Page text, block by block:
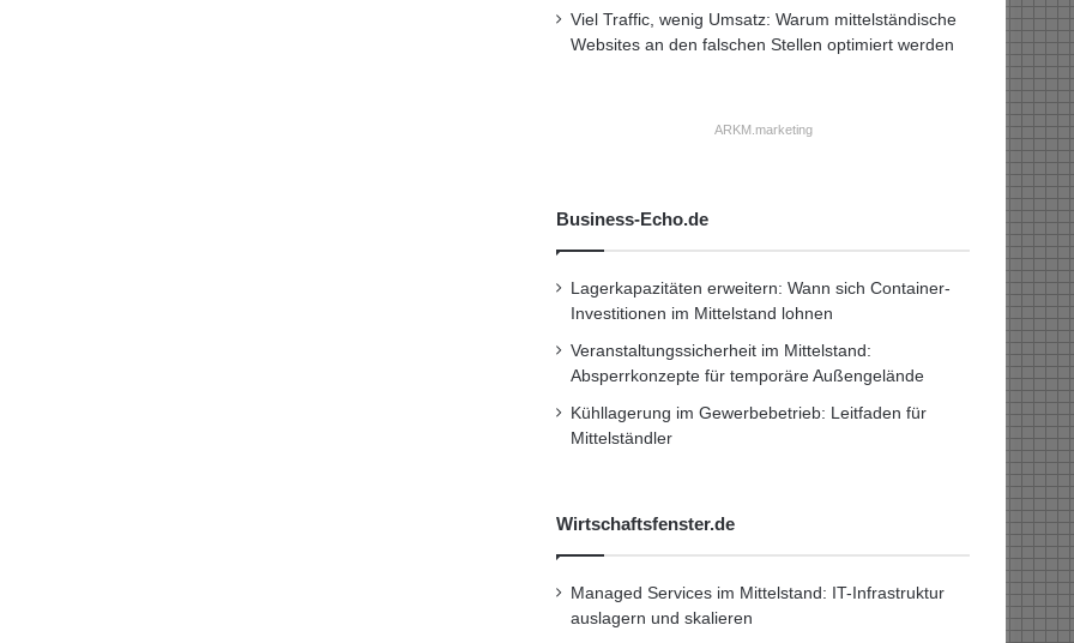
Viel Traffic, wenig Umsatz: Warum mittelständische
Websites an den falschen Stellen optimiert werden
ARKM.marketing
Business-Echo.de
Lagerkapazitäten erweitern: Wann sich Container-
Investitionen im Mittelstand lohnen
Veranstaltungssicherheit im Mittelstand:
Absperrkonzepte für temporäre Außengelände
Kühllagerung im Gewerbebetrieb: Leitfaden für
Mittelständler
Wirtschaftsfenster.de
Managed Services im Mittelstand: IT-Infrastruktur
auslagern und skalieren